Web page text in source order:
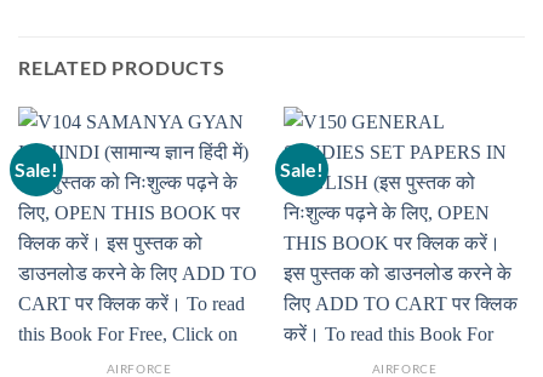
RELATED PRODUCTS
Sale!
AIRFORCE
Sale!
AIRFORCE